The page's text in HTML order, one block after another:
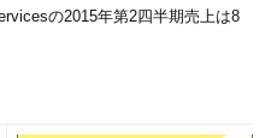
の2015年第2四半期売上は8